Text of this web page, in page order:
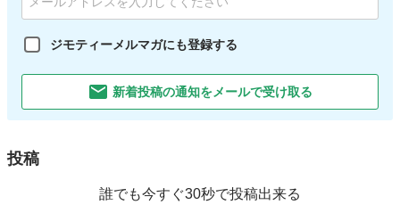
ジモティーメルマガにも登録する
新着投稿の通知をメールで受け取る
投稿
誰でも今すぐ30秒で投稿出来る